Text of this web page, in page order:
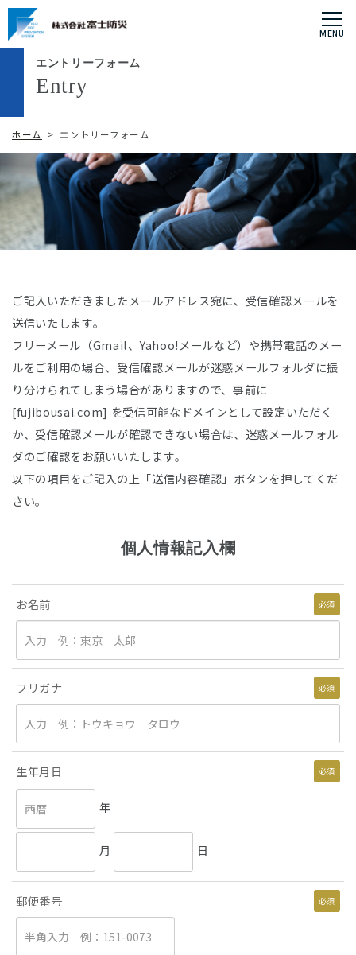
エントリーフォーム
Entry
ホーム > エントリーフォーム
ご記入いただきましたメールアドレス宛に、受信確認メールを
送信いたします。
フリーメール（Gmail、Yahoo!メールなど）や携帯電話のメー
ルをご利用の場合、受信確認メールが迷惑メールフォルダに振
り分けられてしまう場合がありますので、事前に
[fujibousai.com] を受信可能なドメインとして設定いただく
か、受信確認メールが確認できない場合は、迷惑メールフォル
ダのご確認をお願いいたします。
以下の項目をご記入の上「送信内容確認」ボタンを押してくだ
さい。
個人情報記入欄
お名前 必須
フリガナ 必須
生年月日 必須
年
月 日
郵便番号 必須